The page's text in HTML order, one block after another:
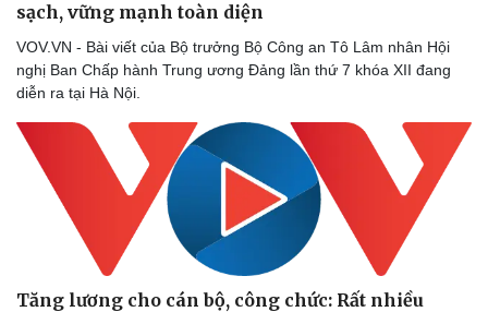
sạch, vững mạnh toàn diện
VOV.VN - Bài viết của Bộ trưởng Bộ Công an Tô Lâm nhân Hội
nghị Ban Chấp hành Trung ương Đảng lần thứ 7 khóa XII đang
diễn ra tại Hà Nội.
Tăng lương cho cán bộ, công chức: Rất nhiều